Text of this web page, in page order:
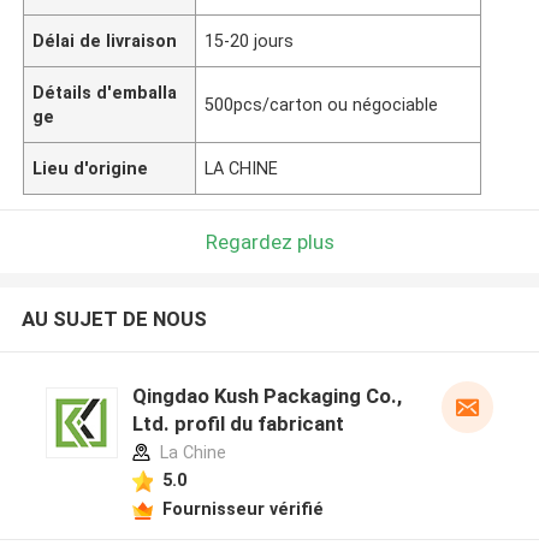
Délai de livraison 15-20 jours
Détails d'emballa
ge
500pcs/carton ou négociable
Lieu d'origine LA CHINE
Regardez plus
AU SUJET DE NOUS
Qingdao Kush Packaging Co.,
Ltd. profil du fabricant
La Chine
5.0
Fournisseur vérifié